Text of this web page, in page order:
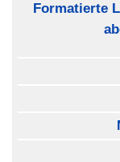
Formatierte